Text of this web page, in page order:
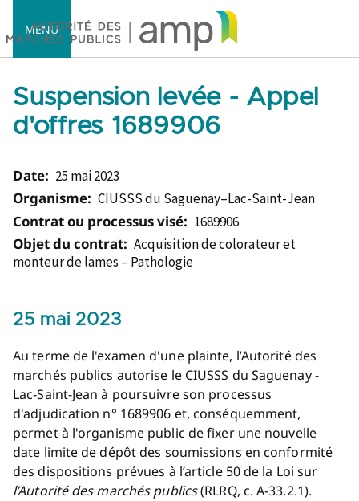
MENU
Suspension levée - Appel
d'offres 1689906
Date: 25 mai 2023
Organisme: CIUSSS du Saguenay–Lac-Saint-Jean
Contrat ou processus visé: 1689906
Objet du contrat: Acquisition de colorateur et
monteur de lames – Pathologie
25 mai 2023
Au terme de l'examen d'une plainte, l’Autorité des
marchés publics autorise le CIUSSS du Saguenay -
Lac-Saint-Jean à poursuivre son processus
d'adjudication n° 1689906 et, conséquemment,
permet à l'organisme public de fixer une nouvelle
date limite de dépôt des soumissions en conformité
des dispositions prévues à l’article 50 de la Loi sur
l’Autorité des marchés publics(RLRQ, c. A-33.2.1).